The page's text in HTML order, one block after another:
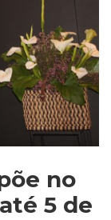
no
5 de